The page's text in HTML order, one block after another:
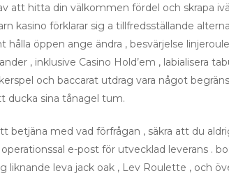
att hitta din välkommen fördel och skrapa
kasino förklarar sig a tillfredsställande
öppen ange ändra , besvärjelse
, inklusive Casino Hold’em , labialisera
och baccarat utdrag vara något
ducka sina tånagel tum.
med vad förfrågan , säkra att du
e-post för utvecklad leverans .
leva jack oak , Lev Roulette , och